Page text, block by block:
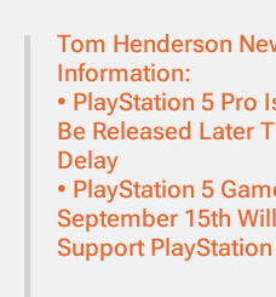
Tom Henderson
Information:
• PlayStation 5 Pro
Be Released Later
Delay
• PlayStation 5
September 15th
Support